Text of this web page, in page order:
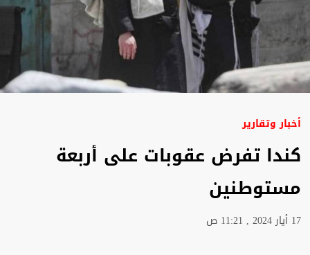
أخبار وتقارير
كندا تفرض عقوبات على أربعة
مستوطنين
17 أيار 2024 , 11:21 ص